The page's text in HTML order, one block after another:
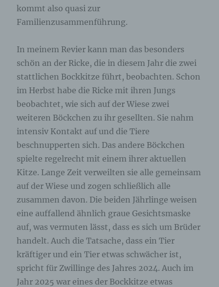
kommt also quasi zur
Familienzusammenführung.
In meinem Revier kann man das besonders
schön an der Ricke, die in diesem Jahr die zwei
stattlichen Bockkitze führt, beobachten. Schon
im Herbst habe die Ricke mit ihren Jungs
beobachtet, wie sich auf der Wiese zwei
weiteren Böckchen zu ihr gesellten. Sie nahm
intensiv Kontakt auf und die Tiere
beschnupperten sich. Das andere Böckchen
spielte regelrecht mit einem ihrer aktuellen
Kitze. Lange Zeit verweilten sie alle gemeinsam
auf der Wiese und zogen schließlich alle
zusammen davon. Die beiden Jährlinge weisen
eine auffallend ähnlich graue Gesichtsmaske
auf, was vermuten lässt, dass es sich um Brüder
handelt. Auch die Tatsache, dass ein Tier
kräftiger und ein Tier etwas schwächer ist,
spricht für Zwillinge des Jahres 2024. Auch im
Jahr 2025 war eines der Bockkitze etwas